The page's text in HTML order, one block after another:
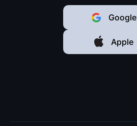
Google
Apple